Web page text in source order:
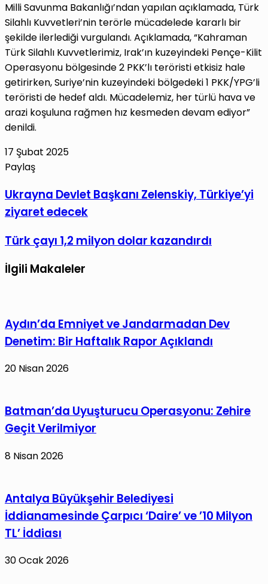
Milli Savunma Bakanlığı’ndan yapılan açıklamada, Türk
Silahlı Kuvvetleri’nin terörle mücadelede kararlı bir
şekilde ilerlediği vurgulandı. Açıklamada, “Kahraman
Türk Silahlı Kuvvetlerimiz, Irak’ın kuzeyindeki Pençe-Kilit
Operasyonu bölgesinde 2 PKK’lı teröristi etkisiz hale
getirirken, Suriye’nin kuzeyindeki bölgedeki 1 PKK/YPG’li
teröristi de hedef aldı. Mücadelemiz, her türlü hava ve
arazi koşuluna rağmen hız kesmeden devam ediyor”
denildi.
17 Şubat 2025
Paylaş
Posta
ile
Ukrayna
Devlet
Başkanı
Zelenskiy,
ziyaret
Ukrayna Devlet Başkanı Zelenskiy, Türkiye’yi
ziyaret edecek
Türk
1,2
Türk çayı 1,2 milyon dolar kazandırdı
İlgili Makaleler
Aydın’da Emniyet ve Jandarmadan Dev
Denetim: Bir Haftalık Rapor Açıklandı
20 Nisan 2026
Batman’da Uyuşturucu Operasyonu: Zehire
Geçit Verilmiyor
8 Nisan 2026
Antalya Büyükşehir Belediyesi
İddianamesinde Çarpıcı ‘Daire’ ve ’10 Milyon
TL’ İddiası
30 Ocak 2026